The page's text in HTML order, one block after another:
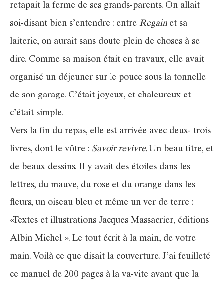
retapait la ferme de ses grands-parents. On allait
soi-disant bien s’entendre : entre Regain et sa
laiterie, on aurait sans doute plein de choses à se
dire. Comme sa maison était en travaux, elle avait
organisé un déjeuner sur le pouce sous la tonnelle
de son garage. C’était joyeux, et chaleureux et
c’était simple.
Vers la fin du repas, elle est arrivée avec deux- trois
livres, dont le vôtre : Savoir revivre. Un beau titre, et
de beaux dessins. Il y avait des étoiles dans les
lettres, du mauve, du rose et du orange dans les
fleurs, un oiseau bleu et même un ver de terre :
«Textes et illustrations Jacques Massacrier, éditions
Albin Michel ». Le tout écrit à la main, de votre
main. Voilà ce que disait la couverture. J’ai feuilleté
ce manuel de 200 pages à la va-vite avant que la